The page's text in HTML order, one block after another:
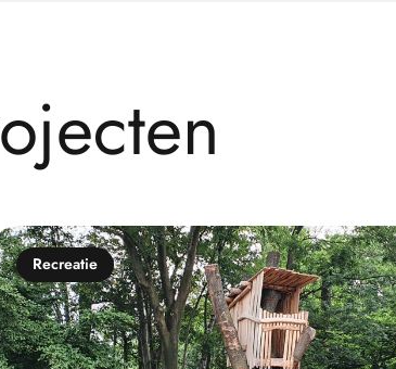
ojecten
Recreatie